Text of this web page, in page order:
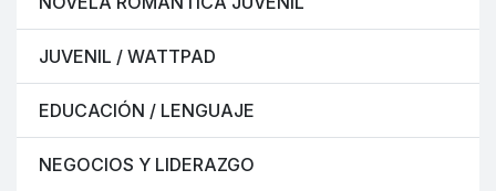
JUVENIL / WATTPAD
EDUCACIÓN / LENGUAJE
NEGOCIOS Y LIDERAZGO